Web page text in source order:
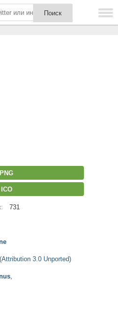
731
3.0 Unported)
,